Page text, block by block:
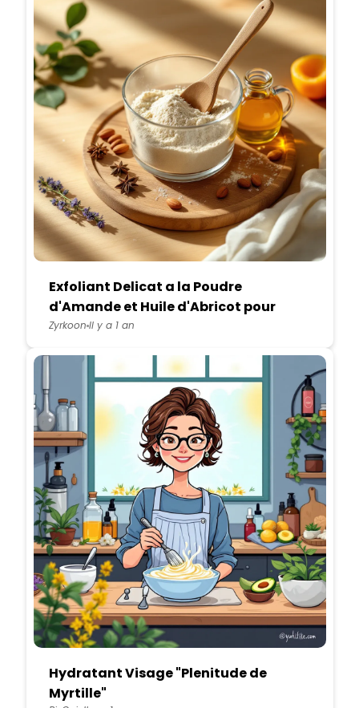
Exfoliant Delicat a la Poudre
d'Amande et Huile d'Abricot pour
Douceur et Hydratation
Zyrkoon Il y a 1 an
Hydratant Visage "Plenitude de
Myrtille"